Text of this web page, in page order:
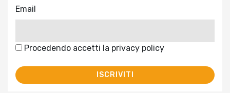
Email
Procedendo accetti la privacy policy